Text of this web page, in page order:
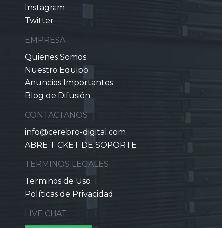
Instagram
Twitter
EMPRESA
Quienes Somos
Nuestro Equipo
Anuncios Importantes
Blog de Difusión
CONTACTANOS
info@cerebro-digital.com
ABRE TICKET DE SOPORTE
TERMINOS LEGALES
Terminos de Uso
Políticas de Privacidad
LIVE CHAT